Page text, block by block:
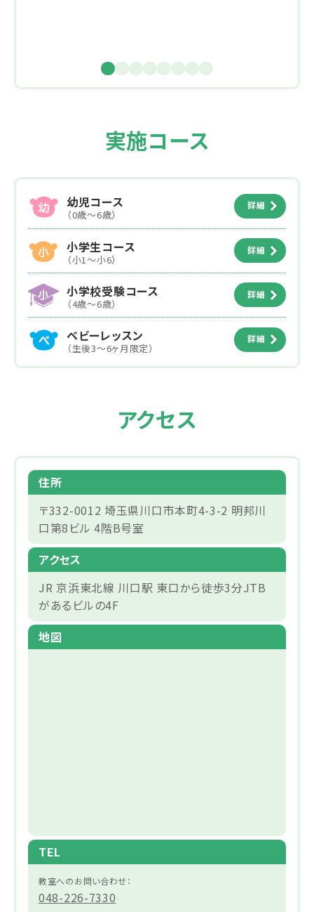
実施コース
幼児コース
（0歳～6歳）
詳細
小学生コース
（小1～小6）
詳細
小学校受験コース
（4歳～6歳）
詳細
ベビーレッスン
（生後3～6ヶ月限定）
詳細
アクセス
住所
〒332-0012 埼玉県川口市本町4-3-2 明邦川
口第8ビル 4階B号室
アクセス
JR 京浜東北線 川口駅 東口から徒歩3分JTB
があるビルの4F
地図
TEL
教室へのお問い合わせ：
048-226-7330